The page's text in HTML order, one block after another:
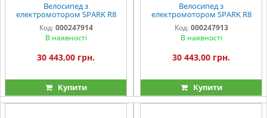
Велосипед з
електромотором SPARK R8
14" 60V/800W/20Ah LiFePO4
бежевий із червоним
Код: 000247914
В наявності
30 443,00 грн.
Купити
Велосипед з
електромотором SPARK R8
14" 60V/800W/20Ah LiFePO4
чорний
Код: 000247913
В наявності
30 443,00 грн.
Купити